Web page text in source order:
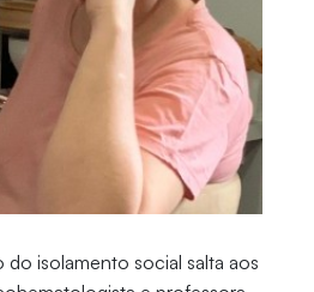
do isolamento social salta aos